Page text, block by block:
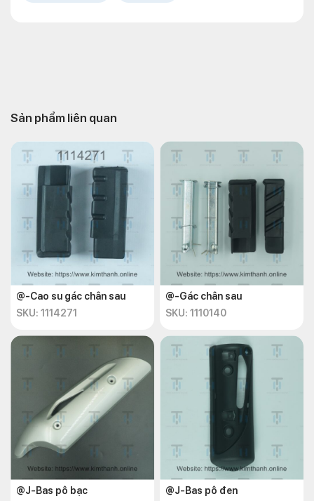
Sản phẩm liên quan
@-Cao su gác chân sau
SKU: 1114271
@-Gác chân sau
SKU: 1110140
@J-Bas pô bạc
@J-Bas pô đen